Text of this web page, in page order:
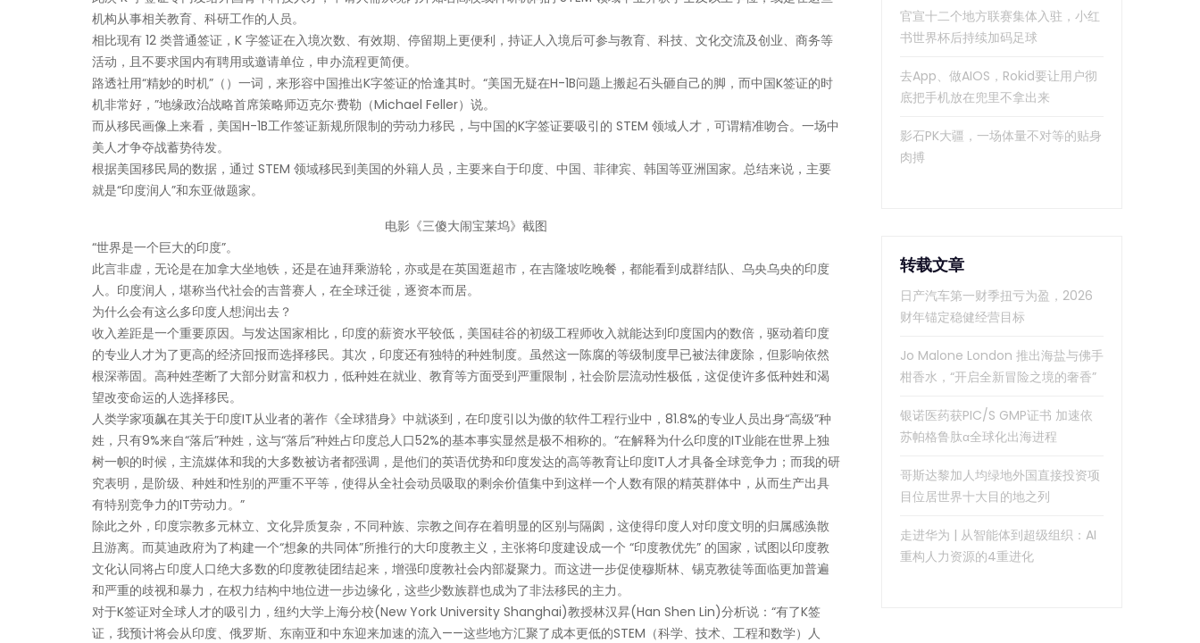
机构从事相关教育、科研工作的人员。
相比现有 12 类普通签证，K 字签证在入境次数、有效期、停留期上更便利，持证人入境后可参与教育、科技、文化交流及创业、商务等
活动，且不要求国内有聘用或邀请单位，申办流程更简便。
路透社用“精妙的时机”（）一词，来形容中国推出K字签证的恰逢其时。“美国无疑在H-1B问题上搬起石头砸自己的脚，而中国K签证的时
机非常好，”地缘政治战略首席策略师迈克尔·费勒（Michael Feller）说。
而从移民画像上来看，美国H-1B工作签证新规所限制的劳动力移民，与中国的K字签证要吸引的 STEM 领域人才，可谓精准吻合。一场中
美人才争夺战蓄势待发。
根据美国移民局的数据，通过 STEM 领域移民到美国的外籍人员，主要来自于印度、中国、菲律宾、韩国等亚洲国家。总结来说，主要
就是“印度润人”和东亚做题家。
电影《三傻大闹宝莱坞》截图
“世界是一个巨大的印度”。
此言非虚，无论是在加拿大坐地铁，还是在迪拜乘游轮，亦或是在英国逛超市，在吉隆坡吃晚餐，都能看到成群结队、乌央乌央的印度
人。印度润人，堪称当代社会的吉普赛人，在全球迁徙，逐资本而居。
为什么会有这么多印度人想润出去？
收入差距是一个重要原因。与发达国家相比，印度的薪资水平较低，美国硅谷的初级工程师收入就能达到印度国内的数倍，驱动着印度
的专业人才为了更高的经济回报而选择移民。其次，印度还有独特的种姓制度。虽然这一陈腐的等级制度早已被法律废除，但影响依然
根深蒂固。高种姓垄断了大部分财富和权力，低种姓在就业、教育等方面受到严重限制，社会阶层流动性极低，这促使许多低种姓和渴
望改变命运的人选择移民。
人类学家项飙在其关于印度IT从业者的著作《全球猎身》中就谈到，在印度引以为傲的软件工程行业中，81.8%的专业人员出身“高级”种
姓，只有9%来自“落后”种姓，这与“落后”种姓占印度总人口52%的基本事实显然是极不相称的。“在解释为什么印度的IT业能在世界上独
树一帜的时候，主流媒体和我的大多数被访者都强调，是他们的英语优势和印度发达的高等教育让印度IT人才具备全球竞争力；而我的研
究表明，是阶级、种姓和性别的严重不平等，使得从全社会动员吸取的剩余价值集中到这样一个人数有限的精英群体中，从而生产出具
有特别竞争力的IT劳动力。”
除此之外，印度宗教多元林立、文化异质复杂，不同种族、宗教之间存在着明显的区别与隔阂，这使得印度人对印度文明的归属感涣散
且游离。而莫迪政府为了构建一个“想象的共同体”所推行的大印度教主义，主张将印度建设成一个 “印度教优先” 的国家，试图以印度教
文化认同将占印度人口绝大多数的印度教徒团结起来，增强印度教社会内部凝聚力。而这进一步促使穆斯林、锡克教徒等面临更加普遍
和严重的歧视和暴力，在权力结构中地位进一步边缘化，这些少数族群也成为了非法移民的主力。
对于K签证对全球人才的吸引力，纽约大学上海分校(New York University Shanghai)教授林汉昇(Han Shen Lin)分析说：“有了K签
证，我预计将会从印度、俄罗斯、东南亚和中东迎来加速的流入——这些地方汇聚了成本更低的STEM（科学、技术、工程和数学）人
官宣十二个地方联赛集体入驻，小红
书世界杯后持续加码足球
去App、做AIOS，Rokid要让用户彻
底把手机放在兜里不拿出来
影石PK大疆，一场体量不对等的贴身
肉搏
转载文章
日产汽车第一财季扭亏为盈，2026
财年锚定稳健经营目标
Jo Malone London 推出海盐与佛手
柑香水，“开启全新冒险之境的奢香”
银诺医药获PIC/S GMP证书 加速依
苏帕格鲁肽α全球化出海进程
哥斯达黎加人均绿地外国直接投资项
目位居世界十大目的地之列
走进华为 | 从智能体到超级组织：AI
重构人力资源的4重进化